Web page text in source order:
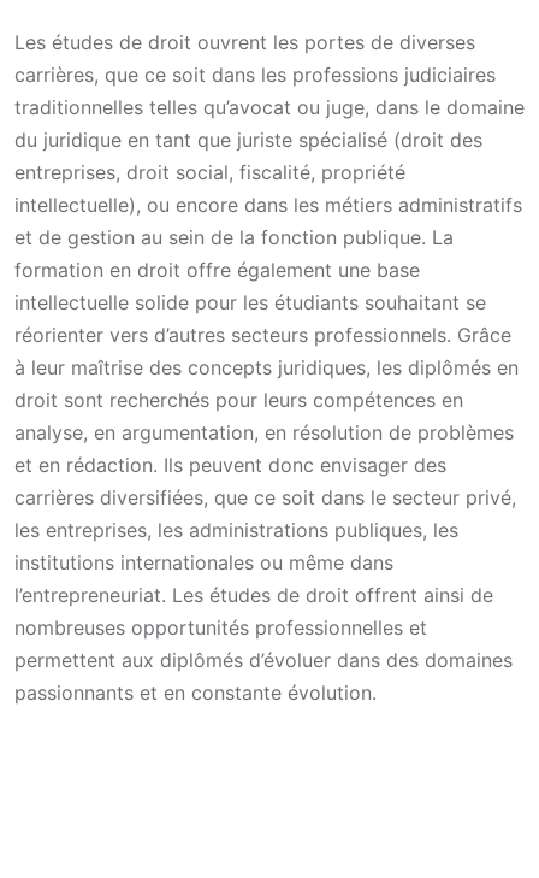
Les études de droit ouvrent les portes de diverses
carrières, que ce soit dans les professions judiciaires
traditionnelles telles qu’avocat ou juge, dans le domaine
du juridique en tant que juriste spécialisé (droit des
entreprises, droit social, fiscalité, propriété
intellectuelle), ou encore dans les métiers administratifs
et de gestion au sein de la fonction publique. La
formation en droit offre également une base
intellectuelle solide pour les étudiants souhaitant se
réorienter vers d’autres secteurs professionnels. Grâce
à leur maîtrise des concepts juridiques, les diplômés en
droit sont recherchés pour leurs compétences en
analyse, en argumentation, en résolution de problèmes
et en rédaction. Ils peuvent donc envisager des
carrières diversifiées, que ce soit dans le secteur privé,
les entreprises, les administrations publiques, les
institutions internationales ou même dans
l’entrepreneuriat. Les études de droit offrent ainsi de
nombreuses opportunités professionnelles et
permettent aux diplômés d’évoluer dans des domaines
passionnants et en constante évolution.